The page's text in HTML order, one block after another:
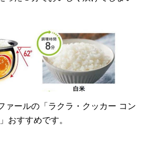
ァールの「ラクラ・クッカー コン
おすすめです。